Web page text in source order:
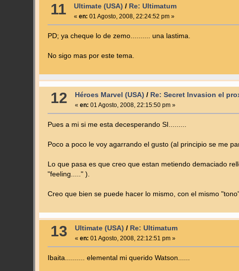
11 Ultimate (USA) / Re: Ultimatum
« en: 01 Agosto, 2008, 22:24:52 pm »
PD; ya cheque lo de zemo.......... una lastima.
No sigo mas por este tema.
12 Héroes Marvel (USA) / Re: Secret Invasion el
« en: 01 Agosto, 2008, 22:15:50 pm »
Pues a mi si me esta decesperando SI.........
Poco a poco le voy agarrando el gusto (al principio se me
Lo que pasa es que creo que estan metiendo demaciado
"feeling....." ).
Creo que bien se puede hacer lo mismo, con el mismo
13 Ultimate (USA) / Re: Ultimatum
« en: 01 Agosto, 2008, 22:12:51 pm »
Ibaita.......... elemental mi querido Watson......